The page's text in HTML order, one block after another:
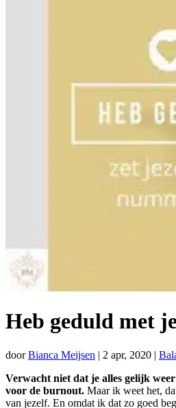
Heb geduld met
doorBianca Meijsen | 2 apr, 2020 |
Verwacht niet dat je alles gelijk
voor de burnout. Maar ik weet het,
van jezelf. En omdat ik dat zo goed